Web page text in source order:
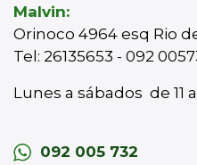
Malvin:
Orinoco 4964 esq Rio
Tel: 26135653 - 092
Lunes a sábados de 11
092 005 732